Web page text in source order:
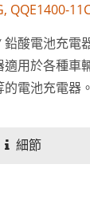
QQE1400-
鉛酸電池充電
適用於各種車
的電池充電器
細節